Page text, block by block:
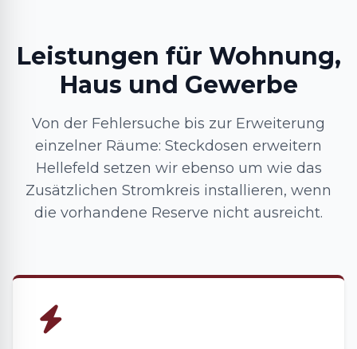
Leistungen für Wohnung,
Haus und Gewerbe
Von der Fehlersuche bis zur Erweiterung
einzelner Räume: Steckdosen erweitern
Hellefeld setzen wir ebenso um wie das
Zusätzlichen Stromkreis installieren, wenn
die vorhandene Reserve nicht ausreicht.